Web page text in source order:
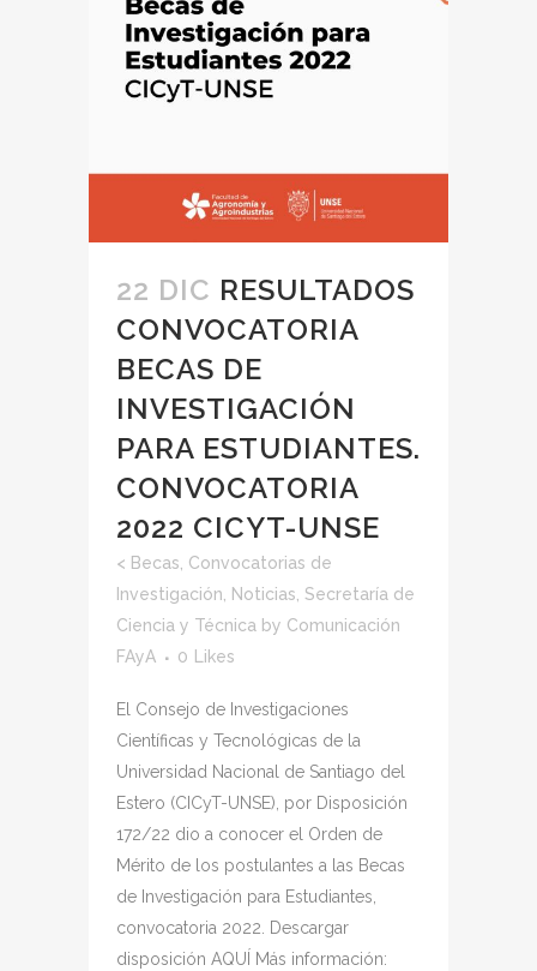
22 DIC RESULTADOS
CONVOCATORIA
BECAS DE
INVESTIGACIÓN
PARA ESTUDIANTES.
CONVOCATORIA
2022 CICYT-UNSE
< Becas, Convocatorias de
Investigación, Noticias, Secretaría de
Ciencia y Técnica by Comunicación
FAyA
0 Likes
El Consejo de Investigaciones
Científicas y Tecnológicas de la
Universidad Nacional de Santiago del
Estero (CICyT-UNSE), por Disposición
172/22 dio a conocer el Orden de
Mérito de los postulantes a las Becas
de Investigación para Estudiantes,
convocatoria 2022. Descargar
disposición AQUÍ Más información: